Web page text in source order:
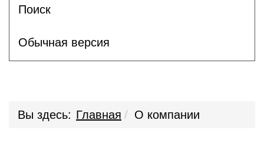
Поиск
Обычная версия
Вы здесь: Главная О компании